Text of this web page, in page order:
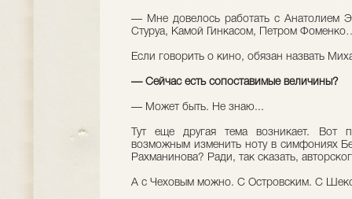
— Мне довелось работать с Анатолием
Стуруа, Камой Гинкасом, Петром
Если говорить о кино, обязан назвать
— Сейчас есть сопоставимые величины?
— Может быть. Не знаю...
Тут еще другая тема возникает. Вот
возможным изменить ноту в симфониях
Рахманинова? Ради, так сказать,
А с Чеховым можно. С Островским. С